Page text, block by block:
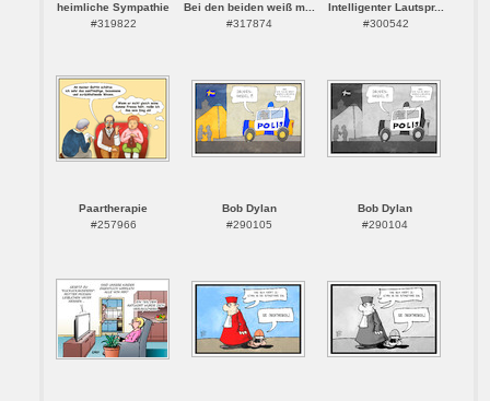
heimliche Sympathie
#319822
Bei den beiden weiß m...
#317874
Intelligenter Lautspr...
#300542
Paartherapie
#257966
Bob Dylan
#290105
Bob Dylan
#290104